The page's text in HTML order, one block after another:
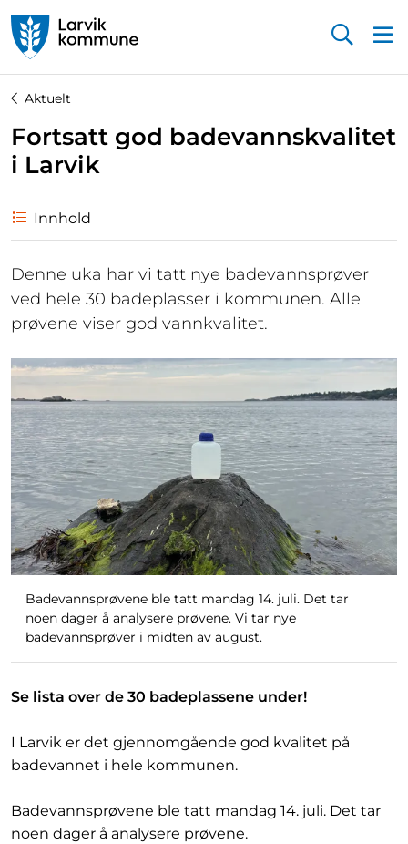
Aktuelt
Fortsatt god badevannskvalitet
i Larvik
Innhold
Denne uka har vi tatt nye badevannsprøver
ved hele 30 badeplasser i kommunen. Alle
prøvene viser god vannkvalitet.
Badevannsprøvene ble tatt mandag 14. juli. Det tar
noen dager å analysere prøvene. Vi tar nye
badevannsprøver i midten av august.
Se lista over de 30 badeplassene under!
I Larvik er det gjennomgående god kvalitet på
badevannet i hele kommunen.
Badevannsprøvene ble tatt mandag 14. juli. Det tar
noen dager å analysere prøvene.